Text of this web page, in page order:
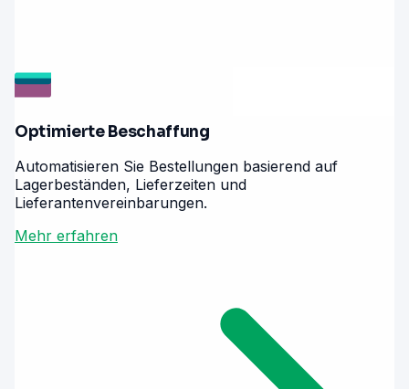
Optimierte Beschaffung
Automatisieren Sie Bestellungen basierend auf
Lagerbeständen, Lieferzeiten und
Lieferantenvereinbarungen.
Mehr erfahren